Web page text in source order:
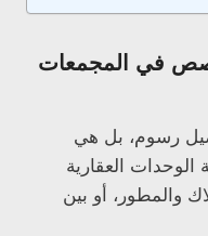
في المجمعات
رسوم، بل هي
العقارية
والمطور، أو بين